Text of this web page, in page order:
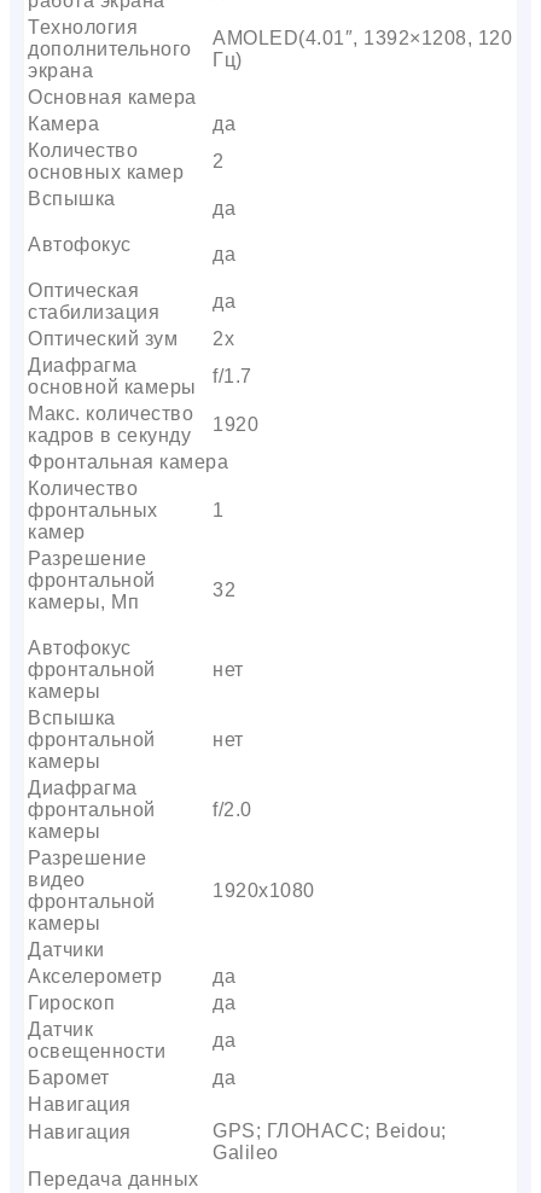
Технология
дополнительного
экрана
AMOLED(4.01″, 1392×1208, 120
Гц)
Основная камера
Камера
да
Количество
основных камер
2
Вспышка
да
Автофокус
да
Оптическая
стабилизация
да
Оптический зум
2х
Диафрагма
основной камеры
f/1.7
Макс. количество
кадров в секунду
1920
Фронтальная камера
Количество
фронтальных
камер
1
Разрешение
фронтальной
камеры, Мп
32
Автофокус
фронтальной
камеры
нет
Вспышка
фронтальной
камеры
нет
Диафрагма
фронтальной
камеры
f/2.0
Разрешение
видео
фронтальной
камеры
1920х1080
Датчики
Акселерометр
да
Гироскоп
да
Датчик
освещенности
да
Баромет
да
Навигация
Навигация
GPS; ГЛОНАСС; Beidou;
Galileo
Передача данных